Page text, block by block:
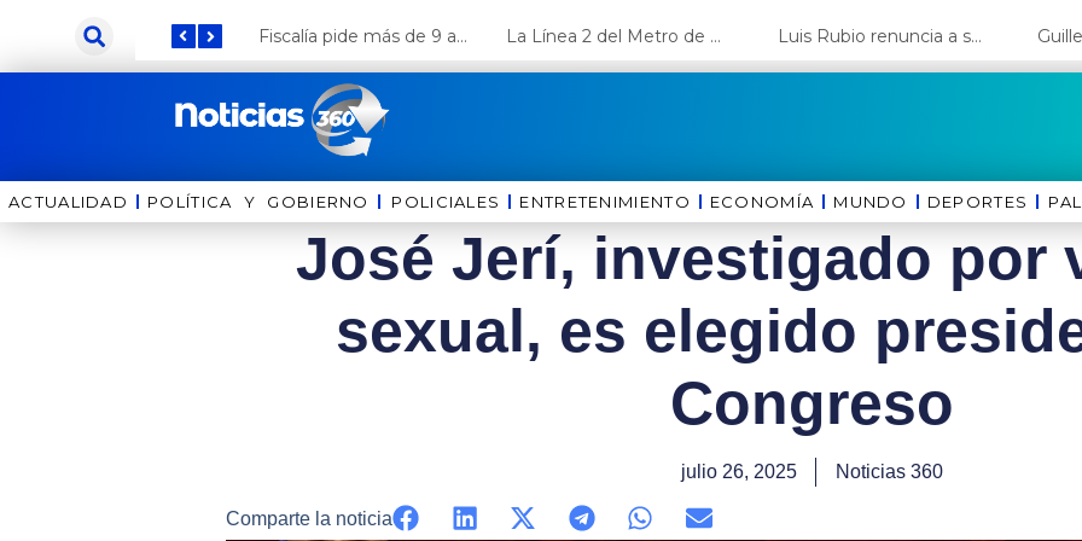
contenido
Fiscalía pide más de 9 años de cárcel para el diputado de oposición Harvey Colchado La Línea 2 del Metro de Lima y el Ramal 4 alcanzan un avance del 80% Luis Rubio renuncia a su candidatura a Lima y deja el camino libre a López Aliaga
ACTUALIDAD POLÍTICA Y GOBIERNO ⁠⁠POLICIALES ENTRETENIMIENTO ECONOMÍA MUNDO DEPORTES
José Jerí, investigado por
sexual, es elegido
Congreso
julio 26, 2025 Noticias 360
Comparte la noticia